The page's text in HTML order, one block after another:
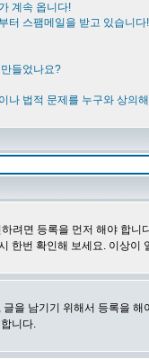
계속 옵니다!
터 스팸메일을 받고 있습니다!
들었나요?
나 법적 문제를 누구와 상의
려면 등록을 먼저 해야 합
한번 확인해 보세요. 이상
을 남기기 위해서 등록을
니다.